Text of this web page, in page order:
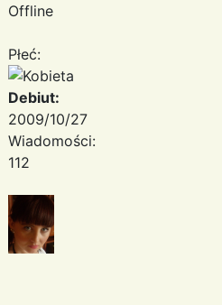
Offline
Płeć:
Debiut:
2009/10/27
Wiadomości:
112